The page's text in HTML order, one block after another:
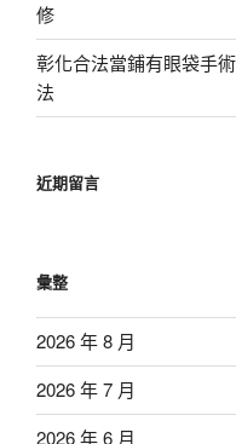
修
彰化合法當鋪有眼袋手
法
近期留言
彙整
2026 年 8 月
2026 年 7 月
2026 年 6 月